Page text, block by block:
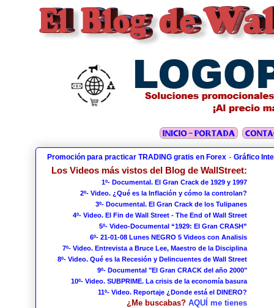
Promoción para practicar TRADING gratis en Forex - Gráfico
Los Videos más vistos del Blog de WallStreet:
1º- Documental. El Gran Crack de 1929 y 1997
2º- Video. ¿Qué es la Inflación y cómo la controlan?
3º- Documental. El Gran Crack de los Tulipanes
4º- Video. El Fin de Wall Street - The End of Wall Street
5º- Video-Documental “1929: El Gran CRASH”
6º- 21-01-08 Lunes NEGRO 5 Videos con Analisis
7º- Video. Entrevista a Bruce Lee, Maestro de la Disciplina
8º- Video. Qué es la Recesión y Delincuentes de Wall Street
9º- Documental "El Gran CRACK del año 2000"
10º- Video. SUBPRIME. La crisis de la economía basura
11º- Video. Reportaje ¿Donde está el DINERO?
¿Me buscabas?AQUÍ me tienes